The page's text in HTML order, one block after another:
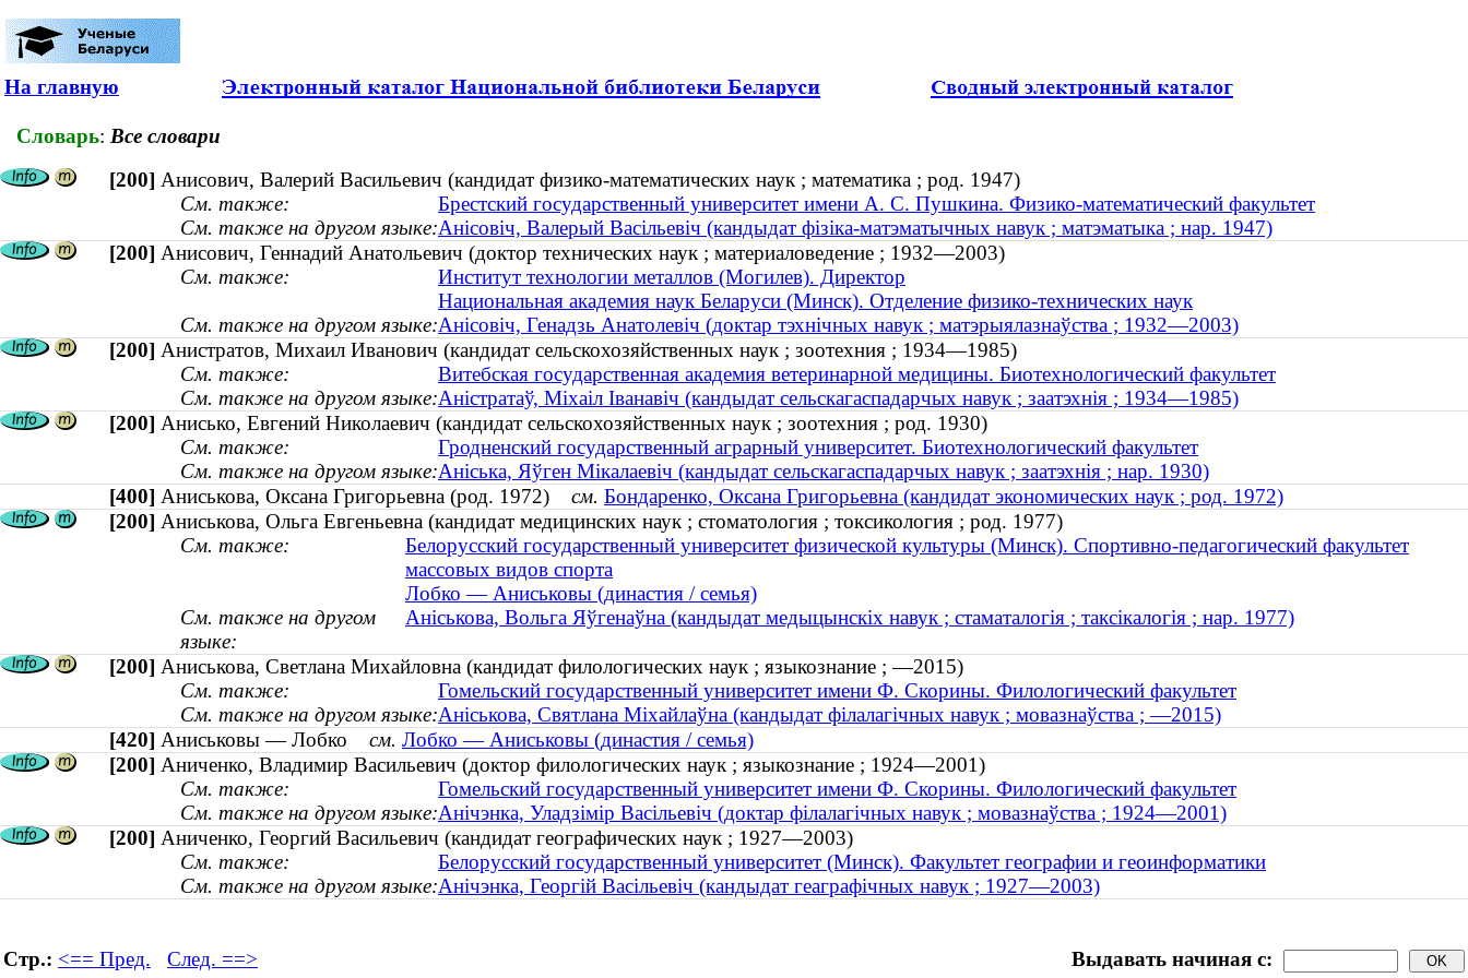
На главную
Словарь: Все словари
[200] Анисович, Валерий Васильевич (кандидат физико-математических наук ; математика ; род. 1947)
См. также:
Брестский государственный университет имени А. С. Пушкина. Физико-математический факультет
См. также на другом языке:Анісовіч, Валерый Васільевіч (кандыдат фізіка-матэматычных навук ; матэматыка ; нар. 1947)
[200] Анисович, Геннадий Анатольевич (доктор технических наук ; материаловедение ; 1932—2003)
См. также:
Институт технологии металлов (Могилев). Директор
Национальная академия наук Беларуси (Минск). Отделение физико-технических наук
См. также на другом языке:Анісовіч, Генадзь Анатолевіч (доктар тэхнічных навук ; матэрыялазнаўства ; 1932—2003)
[200] Анистратов, Михаил Иванович (кандидат сельскохозяйственных наук ; зоотехния ; 1934—1985)
См. также:
Витебская государственная академия ветеринарной медицины. Биотехнологический факультет
См. также на другом языке:Аністратаў, Міхаіл Іванавіч (кандыдат сельскагаспадарчых навук ; заатэхнія ; 1934—1985)
[200] Анисько, Евгений Николаевич (кандидат сельскохозяйственных наук ; зоотехния ; род. 1930)
См. также:
Гродненский государственный аграрный университет. Биотехнологический факультет
См. также на другом языке:Аніська, Яўген Мікалаевіч (кандыдат сельскагаспадарчых навук ; заатэхнія ; нар. 1930)
[400] Аниськова, Оксана Григорьевна (род. 1972) см. Бондаренко, Оксана Григорьевна (кандидат экономических наук ; род. 1972)
[200] Аниськова, Ольга Евгеньевна (кандидат медицинских наук ; стоматология ; токсикология ; род. 1977)
См. также:
Белорусский государственный университет физической культуры (Минск). Спортивно-педагогический факультет
массовых видов спорта
Лобко — Аниськовы (династия / семья)
См. также на другом
языке:
Аніськова, Вольга Яўгенаўна (кандыдат медыцынскіх навук ; стаматалогія ; таксікалогія ; нар. 1977)
[200] Аниськова, Светлана Михайловна (кандидат филологических наук ; языкознание ; —2015)
См. также:
Гомельский государственный университет имени Ф. Скорины. Филологический факультет
См. также на другом языке:Аніськова, Святлана Міхайлаўна (кандыдат філалагічных навук ; мовазнаўства ; —2015)
[420] Аниськовы — Лобко см. Лобко — Аниськовы (династия / семья)
[200] Аниченко, Владимир Васильевич (доктор филологических наук ; языкознание ; 1924—2001)
См. также:
Гомельский государственный университет имени Ф. Скорины. Филологический факультет
См. также на другом языке:Анічэнка, Уладзімір Васільевіч (доктар філалагічных навук ; мовазнаўства ; 1924—2001)
[200] Аниченко, Георгий Васильевич (кандидат географических наук ; 1927—2003)
См. также:
Белорусский государственный университет (Минск). Факультет географии и геоинформатики
См. также на другом языке:Анічэнка, Георгій Васільевіч (кандыдат геаграфічных навук ; 1927—2003)
Стр.: <== Пред. След. ==> Выдавать начиная с: